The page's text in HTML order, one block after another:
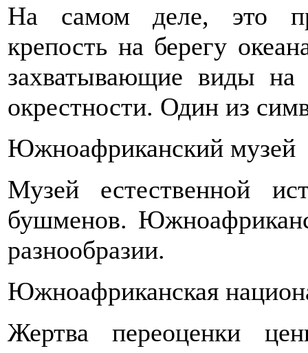
На самом деле, это
крепость на берегу
захватывающие виды
окрестности. Один из
Южноафриканский музей
Музей естественной
бушменов.
разнообразии.
Южноафриканская
Жертва переоценки